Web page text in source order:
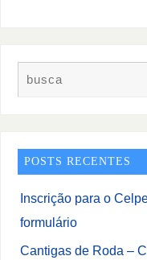
POSTS RECENTES
Inscrição para o
formulário
Cantigas de Roda –